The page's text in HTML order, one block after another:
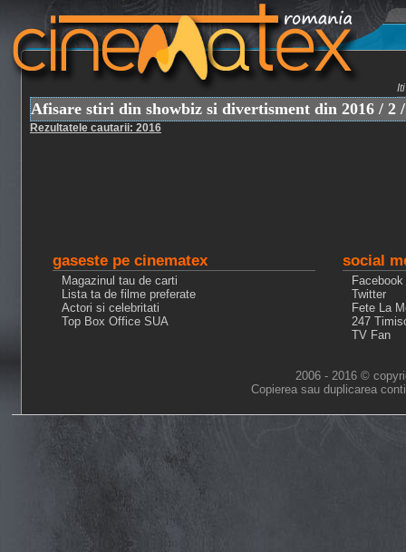
Afisare stiri din showbiz si divertisment din 2016 / 2
Rezultatele cautarii: 2016
gaseste pe cinematex
Magazinul tau de carti
Lista ta de filme preferate
Actori si celebritati
Top Box Office SUA
social
Facebook
Twitter
Fete La
247
TV Fan
2006 - 2016 ©
Copierea sau duplicarea